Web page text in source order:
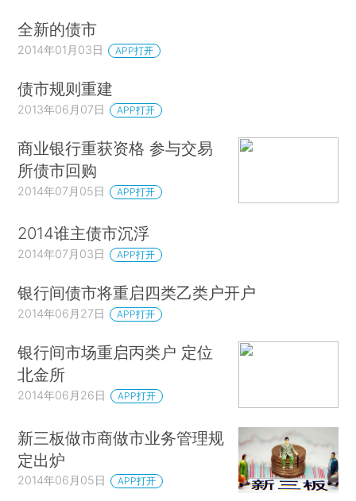
全新的债市
2014年01月03日 APP打开
债市规则重建
2013年06月07日 APP打开
商业银行重获资格 参与交易
所债市回购
2014年07月05日 APP打开
2014谁主债市沉浮
2014年07月03日 APP打开
银行间债市将重启四类乙类户开户
2014年06月27日 APP打开
银行间市场重启丙类户 定位
北金所
2014年06月26日 APP打开
新三板做市商做市业务管理规
定出炉
2014年06月05日 APP打开